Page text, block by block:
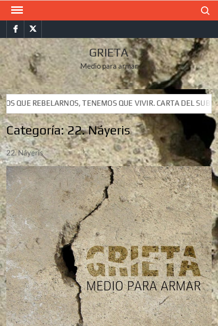
Saltar
contenidoFacebookTwitter
GRIETA
Medio para armar
TENEMOS QUE VIVIR. CARTA DEL
TENEMOS QUE VIVIR. CARTA DEL
Categoría:22. Náyeris
22. Náyeris